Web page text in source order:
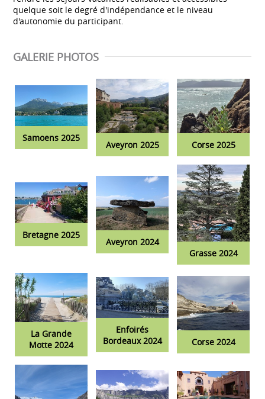
quelque soit le degré d'indépendance et le niveau
d'autonomie du participant.
GALERIE PHOTOS
Samoens 2025
Aveyron 2025 Corse 2025
Bretagne 2025
Aveyron 2024
Grasse 2024
La Grande
Motte 2024
Enfoirés
Bordeaux 2024
Corse 2024